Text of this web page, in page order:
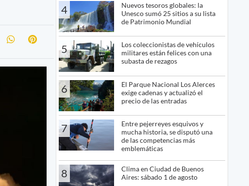
4
Nuevos tesoros globales: la
Unesco sumó 25 sitios a su lista
de Patrimonio Mundial
5
Los coleccionistas de vehículos
militares están felices con una
subasta de rezagos
6
El Parque Nacional Los Alerces
exige cadenas y actualizó el
precio de las entradas
7
Entre pejerreyes esquivos y
mucha historia, se disputó una
de las competencias más
emblemáticas
8
Clima en Ciudad de Buenos
Aires: sábado 1 de agosto